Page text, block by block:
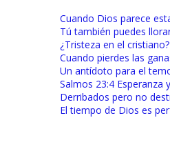
Cuando Dios parece
Tú también puedes
¿Tristeza en el cristiano?
Cuando pierdes las
Un antídoto para el
Salmos 23:4 Esperanza
Derribados pero no
El tiempo de Dios es